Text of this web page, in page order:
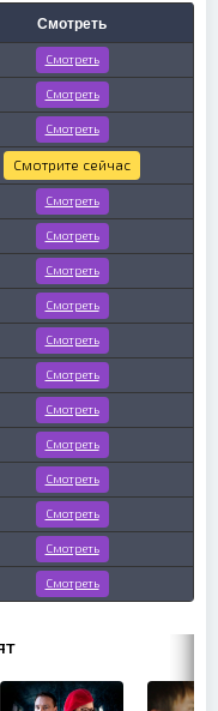
Смотреть
Смотреть
Смотреть
Смотреть
Смотрите сейчас
Смотреть
Смотреть
Смотреть
Смотреть
Смотреть
Смотреть
Смотреть
Смотреть
Смотреть
Смотреть
Смотреть
Смотреть